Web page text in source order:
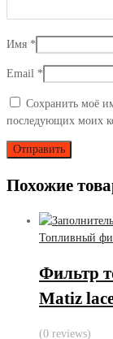
Имя *
Email *
Сохранить моё
последующих моих
Похожие
Топливный
Фильтр
Matiz
(0 reviews)